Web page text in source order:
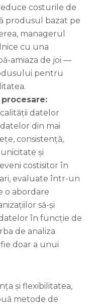
costurile de
produsul bazat pe
managerul
cu una
amiaza de joi —
pentru
datelor
din mai
consistență,
și
costisitor în
evaluate într-un
o abordare
să-și
în funcție de
de analiza
doar a unui
și flexibilitatea,
metode de